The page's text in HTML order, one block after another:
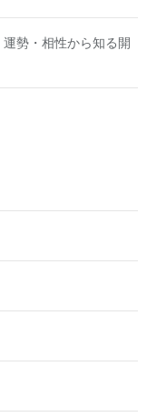
勢・相性から知る開